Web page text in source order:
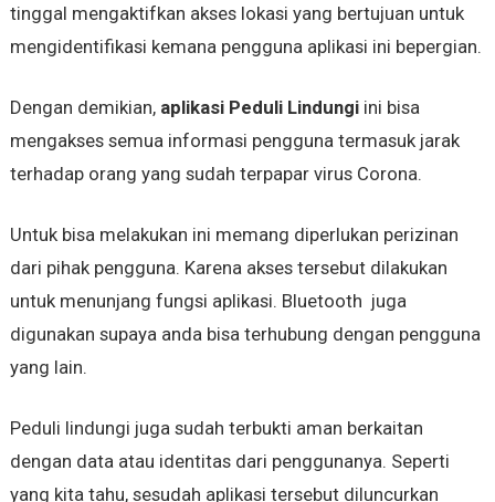
tinggal mengaktifkan akses lokasi yang bertujuan untuk
mengidentifikasi kemana pengguna aplikasi ini bepergian.
Dengan demikian, aplikasi Peduli Lindungiini bisa
mengakses semua informasi pengguna termasuk jarak
terhadap orang yang sudah terpapar virus Corona.
Untuk bisa melakukan ini memang diperlukan perizinan
dari pihak pengguna. Karena akses tersebut dilakukan
untuk menunjang fungsi aplikasi. Bluetooth juga
digunakan supaya anda bisa terhubung dengan pengguna
yang lain.
Peduli lindungi juga sudah terbukti aman berkaitan
dengan data atau identitas dari penggunanya. Seperti
yang kita tahu, sesudah aplikasi tersebut diluncurkan